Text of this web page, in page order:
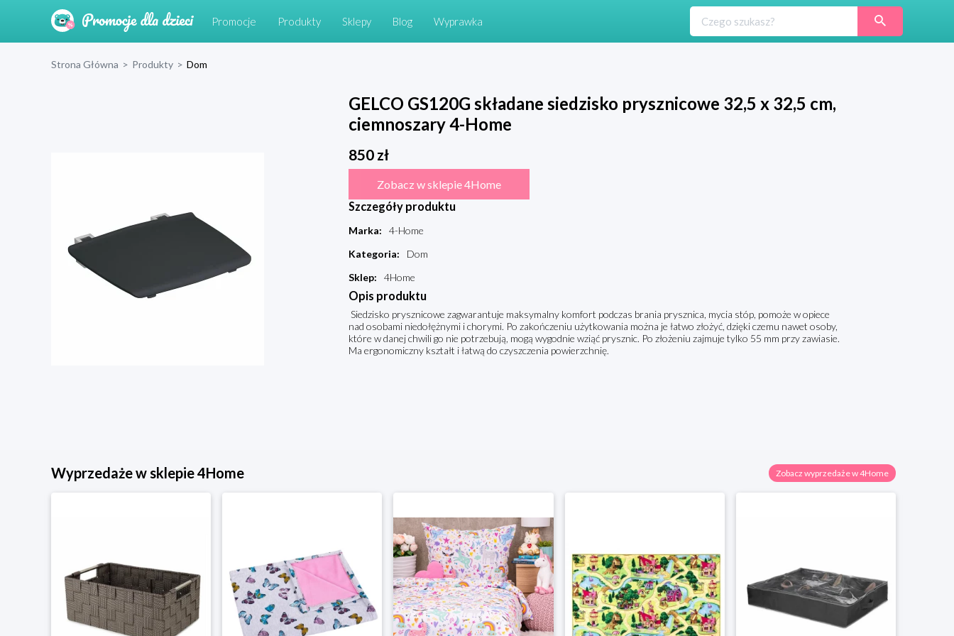
Promocje Produkty Sklepy Blog Wyprawka
Strona Główna > Produkty > Dom
GELCO GS120G składane siedzisko prysznicowe 32,5 x 32,5 cm,
ciemnoszary 4-Home
850zł
Zobacz w sklepie 4Home
Szczegóły produktu
Marka:
4-Home
Kategoria:
Dom
Sklep: 4Home
Opis produktu
Siedzisko prysznicowe zagwarantuje maksymalny komfort podczas brania prysznica, mycia stóp, pomoże w opiece
nad osobami niedołężnymi i chorymi. Po zakończeniu użytkowania można je łatwo złożyć, dzięki czemu nawet osoby,
które w danej chwili go nie potrzebują, mogą wygodnie wziąć prysznic. Po złożeniu zajmuje tylko 55 mm przy zawiasie.
Ma ergonomiczny kształt i łatwą do czyszczenia powierzchnię.
Wyprzedaże w sklepie 4Home Zobacz wyprzedaże w 4Home